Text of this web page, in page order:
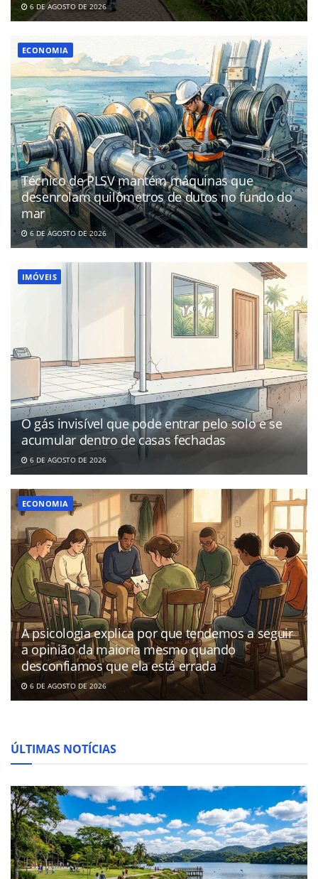
6 DE AGOSTO DE 2026
ECONOMIA
Técnico de PLSV mantém máquinas que
desenrolam quilômetros de dutos no fundo do
mar
6 DE AGOSTO DE 2026
IMÓVEIS
O gás invisível que pode entrar pelo solo e se
acumular dentro de casas fechadas
6 DE AGOSTO DE 2026
ECONOMIA
A psicologia explica por que tendemos a seguir
a opinião da maioria mesmo quando
desconfiamos que ela está errada
6 DE AGOSTO DE 2026
ÚLTIMAS NOTÍCIAS